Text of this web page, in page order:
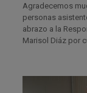
Agradecemos
personas
abrazo a la
Marisol Diáz por